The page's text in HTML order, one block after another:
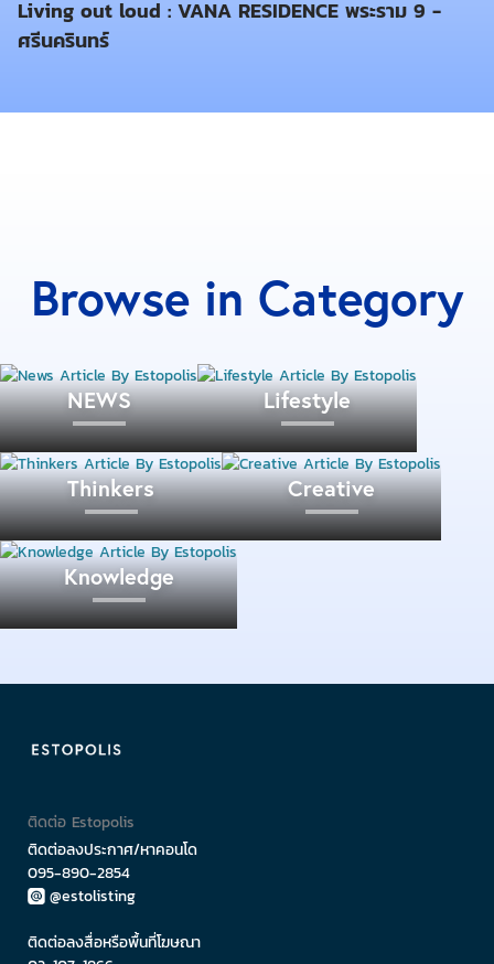
อีกทั้งยังมีกิจกรรม workshop ง่าย ๆ ให้ร่วมสนุกกันอีกด้วย
เสวนา Pets Talk จากคุณหมอและผู้เชี่ยวชาญ ที่มาพร้อม
น้องหมาเซเลป ที่จะมาโชว์ความน่ารักให้ได้ดูกันตัวเป็น
ๆ เลยทีเดียว
Garden of Idea : Outdoor Lifestyle
Living out loud : VANA RESIDENCE พระราม 9 -
ศรีนครินทร์
Browse in Category
NEWS Lifestyle
Thinkers Creative
Knowledge
ติดต่อ Estopolis
ติดต่อลงประกาศ/หาคอนโด
095-890-2854
@estolisting
ติดต่อลงสื่อหรือพื้นที่โฆษณา